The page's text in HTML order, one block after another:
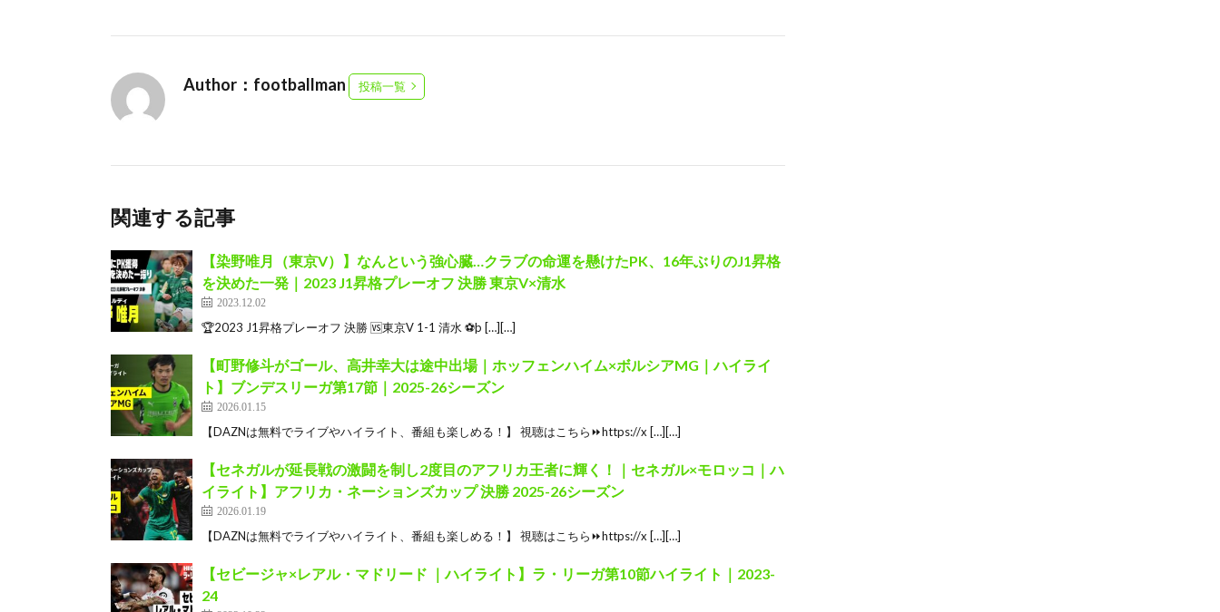
Author：footballman 投稿一覧
関連する記事
【染野唯月（東京V）】なんという強心臓…クラブの命運を懸けたPK、16年ぶりのJ1昇格
を決めた一発｜2023 J1昇格プレーオフ 決勝 東京V×清水
2023.12.02
🏆2023 J1昇格プレーオフ 決勝 🆚東京V 1-1 清水 ⚽þ […][…]
【町野修斗がゴール、高井幸大は途中出場｜ホッフェンハイム×ボルシアMG｜ハイライ
ト】ブンデスリーガ第17節｜2025-26シーズン
2026.01.15
【DAZNは無料でライブやハイライト、番組も楽しめる！】 視聴はこちら⏩️https://x […][…]
【セネガルが延長戦の激闘を制し2度目のアフリカ王者に輝く！｜セネガル×モロッコ｜ハ
イライト】アフリカ・ネーションズカップ 決勝 2025-26シーズン
2026.01.19
【DAZNは無料でライブやハイライト、番組も楽しめる！】 視聴はこちら⏩️https://x […][…]
【セビージャ×レアル・マドリード ｜ハイライト】ラ・リーガ第10節ハイライト｜2023-
24